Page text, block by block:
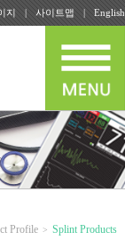
지 사이트맵 English
Profile Splint Products